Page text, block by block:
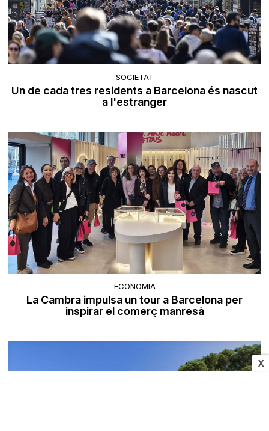
X
SOCIETAT
Un de cada tres residents a Barcelona és nascut
a l'estranger
ECONOMIA
La Cambra impulsa un tour a Barcelona per
inspirar el comerç manresà